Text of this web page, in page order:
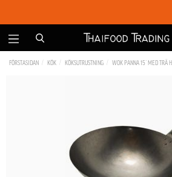
FÖRSTASIDAN KÖK KÖKSUTRUSTNING WOK PANNA 15´ MED TRÄ